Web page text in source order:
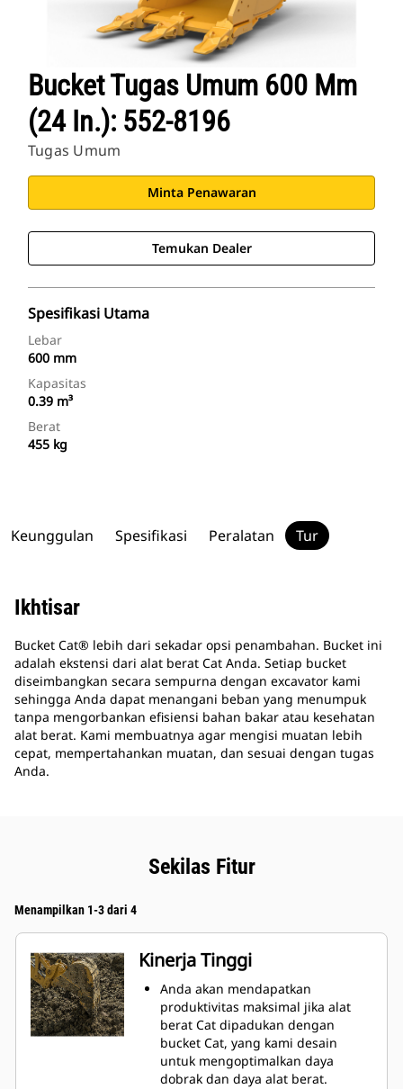
Bucket Tugas Umum 600 Mm
(24 In.): 552-8196
Tugas Umum
Minta Penawaran
Temukan Dealer
Spesifikasi Utama
Lebar
600 mm
Kapasitas
0.39 m³
Berat
455 kg
Keunggulan Spesifikasi Peralatan Tur
Ikhtisar
Bucket Cat® lebih dari sekadar opsi penambahan. Bucket ini
adalah ekstensi dari alat berat Cat Anda. Setiap bucket
diseimbangkan secara sempurna dengan excavator kami
sehingga Anda dapat menangani beban yang menumpuk
tanpa mengorbankan efisiensi bahan bakar atau kesehatan
alat berat. Kami membuatnya agar mengisi muatan lebih
cepat, mempertahankan muatan, dan sesuai dengan tugas
Anda.
Sekilas Fitur
Menampilkan 1-3 dari 4
Kinerja Tinggi
Anda akan mendapatkan
produktivitas maksimal jika alat
berat Cat dipadukan dengan
bucket Cat, yang kami desain
untuk mengoptimalkan daya
dobrak dan daya alat berat.